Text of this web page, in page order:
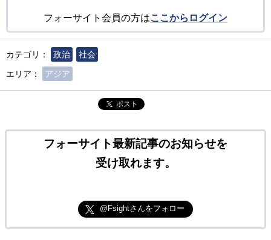
フォーサイト会員の方はここからログイン
カテゴリ： 政治
社会
エリア：
アジア
ポスト
フォーサイト最新記事のお知らせを
受け取れます。
@Fsightさんをフォロー